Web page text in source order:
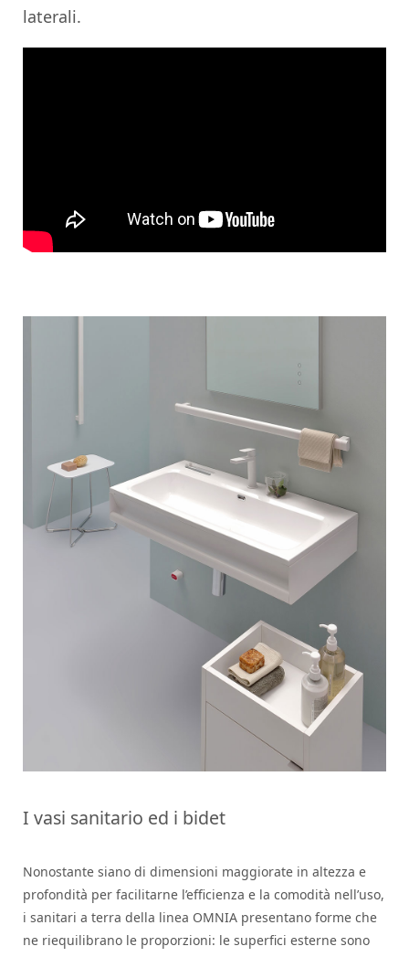
laterali.
I vasi sanitario ed i bidet
Nonostante siano di dimensioni maggiorate in altezza e
profondità per facilitarne l’efficienza e la comodità nell’uso,
i sanitari a terra della linea OMNIA presentano forme che
ne riequilibrano le proporzioni: le superfici esterne sono